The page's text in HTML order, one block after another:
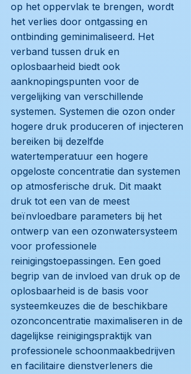
op het oppervlak te brengen, wordt
het verlies door ontgassing en
ontbinding geminimaliseerd. Het
verband tussen druk en
oplosbaarheid biedt ook
aanknopingspunten voor de
vergelijking van verschillende
systemen. Systemen die ozon onder
hogere druk produceren of injecteren
bereiken bij dezelfde
watertemperatuur een hogere
opgeloste concentratie dan systemen
op atmosferische druk. Dit maakt
druk tot een van de meest
beïnvloedbare parameters bij het
ontwerp van een ozonwatersysteem
voor professionele
reinigingstoepassingen. Een goed
begrip van de invloed van druk op de
oplosbaarheid is de basis voor
systeemkeuzes die de beschikbare
ozonconcentratie maximaliseren in de
dagelijkse reinigingspraktijk van
professionele schoonmaakbedrijven
en facilitaire dienstverleners die